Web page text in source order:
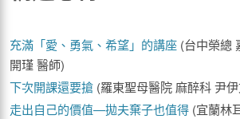
充滿「愛、勇氣、希望」的講座 (台中榮總
開瑾 醫師)
下次開課還要搶 (羅東聖母醫院 麻醉科 尹
走出自己的價值—拋夫棄子也值得 (宜蘭林